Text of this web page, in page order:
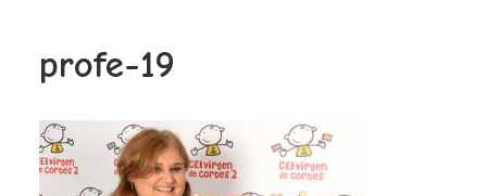
ACTUALIDAD Y REDES SOCIALES
LODP
SEARCH
profe-19